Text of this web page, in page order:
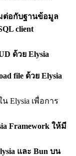
ต่อกับฐานข้อมูล
client
ด้วย Elysia
file ด้วย Elysia
น Elysia เพื่อการ
Framework ให้มี
และ Bun บน